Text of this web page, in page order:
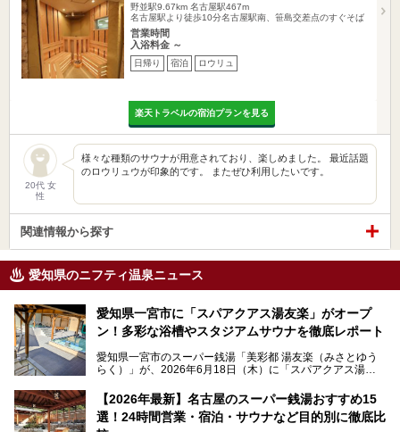
野並駅9.67km 名古屋駅467m
名古屋駅より徒歩10分名古屋駅南、笹島交差点のすぐそば
営業時間
入浴料金 ～
日帰り 宿泊 ロウリュ
楽天トラベルの宿泊プランを見る
20代 女
性
様々な種類のサウナが用意されており、楽しめました。 最近話題
のロウリュウが印象的です。 またぜひ利用したいです。
関連情報から探す
愛知県のニフティ温泉ニュース
愛知県一宮市に「スパアクアス湯友楽」がオープ
ン！多彩な浴槽やスタジアムサウナを徹底レポート
愛知県一宮市のスーパー銭湯「美彩都 湯友楽（みさとゆう
らく）」が、2026年6月18日（木）に「スパアクアス湯友
この地で30年にわたり愛され続けてきた施設だからこそ、
地元住民をはじめオープンを待ちわびている人も多いのでは
【2026年最新】名古屋のスーパー銭湯おすすめ15
選！24時間営業・宿泊・サウナなど目的別に徹底比